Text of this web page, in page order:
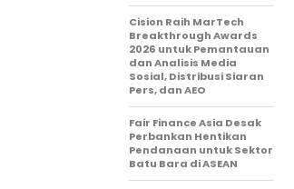
Cision Raih MarTech
Breakthrough Awards
2026 untuk Pemantauan
dan Analisis Media
Sosial, Distribusi Siaran
Pers, dan AEO
Fair Finance Asia Desak
Perbankan Hentikan
Pendanaan untuk Sektor
Batu Bara di ASEAN